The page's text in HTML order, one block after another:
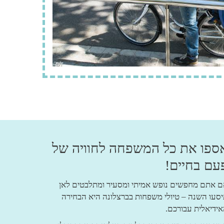
את כל המשפחה לחוויה של
בחיים!
אתם מחפשים נופש אמיתי ומסעיר ומתלבטים לאן
השנה – טיולי משפחות בברצלונה היא הבחירה
עבורכם.